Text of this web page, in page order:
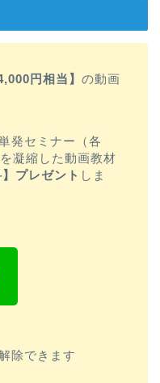
円相当】 の動画
発セミナー（各
凝縮した動画教材
】プレゼント しま
除できます